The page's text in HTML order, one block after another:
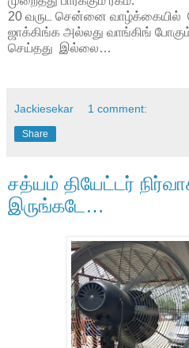
20 வருட சென்னை வாழ்க்கையில்
ஜாக்கிங்க அல்லது வாங்கிங்
செய்தது இல்லை…
Jackiesekar 1 comment:
Share
சத்யம் தியேட்டர்
இருங்கடே…